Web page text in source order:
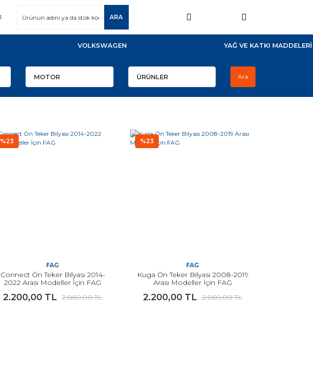
ARA
VOLKSWAGEN YAĞ VE KATKI MADDELERİ
Ara
%23
FAG
Connect Ön Teker Bilyası 2014-
2022 Arası Modeller İçin FAG
2.200,00 TL 2.860,00 TL
%23
FAG
Kuga Ön Teker Bilyası 2008-2019
Arası Modeller İçin FAG
2.200,00 TL 2.860,00 TL